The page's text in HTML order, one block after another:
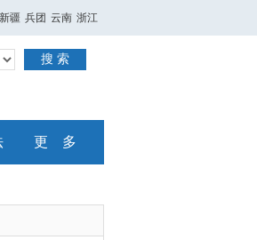
新疆 兵团 云南 浙江
搜 索
更 多